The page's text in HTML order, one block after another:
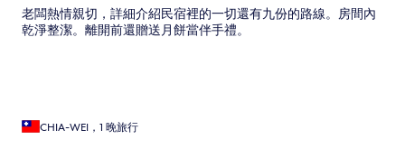
老闆熱情親切，詳細介紹民宿裡的一切還有九份的路線。房間內
乾淨整潔。離開前還贈送月餅當伴手禮。
CHIA-WEI，1 晚旅行